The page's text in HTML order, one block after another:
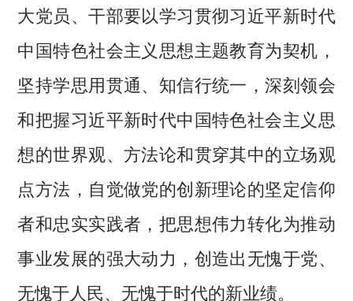
大党员、干部要以学习贯彻习近平新时代
中国特色社会主义思想主题教育为契机，
坚持学思用贯通、知信行统一，深刻领会
和把握习近平新时代中国特色社会主义思
想的世界观、方法论和贯穿其中的立场观
点方法，自觉做党的创新理论的坚定信仰
者和忠实实践者，把思想伟力转化为推动
事业发展的强大动力，创造出无愧于党、
无愧于人民、无愧于时代的新业绩。